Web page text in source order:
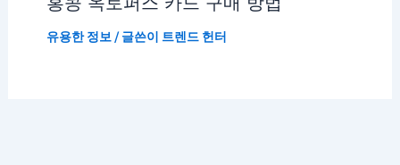
유용한 정보 / 글쓴이 트렌드 헌터